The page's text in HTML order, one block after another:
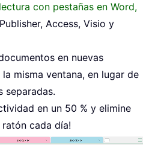
con pestañas en Word,
Access, Visio y
en nuevas
misma ventana, en lugar de
separadas.
en un 50 % y elimine
cada día!